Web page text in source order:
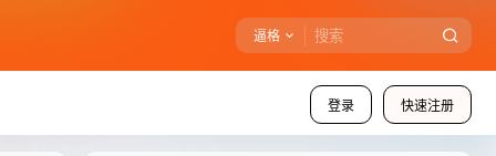
逼格
登录 快速注册